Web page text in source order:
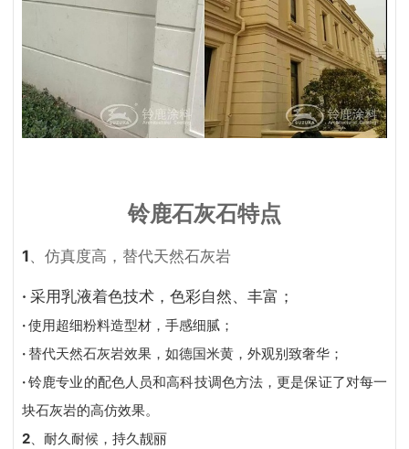
铃鹿石灰石特点
1、仿真度高，替代天然石灰岩
· 采用乳液着色技术，色彩自然、丰富；
·使用超细粉料造型材，手感细腻；
· 替代天然石灰岩效果，如德国米黄，外观别致奢华；
·铃鹿专业的配色人员和高科技调色方法，更是保证了对每一
块石灰岩的高仿效果。
2、耐久耐候，持久靓丽